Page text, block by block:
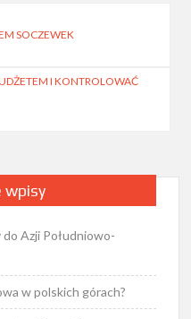
SOCZEWEK
I KONTROLOWAĆ
wpisy
Azji Południowo-
w polskich górach?